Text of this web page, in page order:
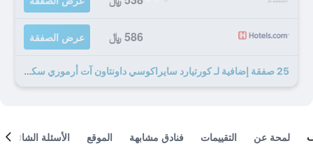
586 ﷼ عرض الصفقة
25 صفقة إضافية لـ كورتيارد سايراكوسي داونتاون آت أرموري سكوير
لمحة عن التقييمات فنادق مشابهة الموقع الأسئلة الشائعة